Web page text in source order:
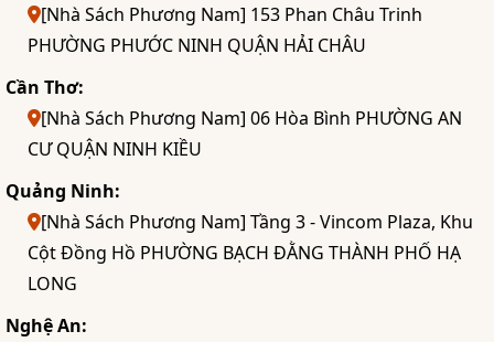
[Nhà Sách Phương Nam] 153 Phan Châu Trinh
PHƯỜNG PHƯỚC NINH QUẬN HẢI CHÂU
Cần Thơ:
[Nhà Sách Phương Nam] 06 Hòa Bình PHƯỜNG AN
CƯ QUẬN NINH KIỀU
Quảng Ninh:
[Nhà Sách Phương Nam] Tầng 3 - Vincom Plaza, Khu
Cột Đồng Hồ PHƯỜNG BẠCH ĐẰNG THÀNH PHỐ HẠ
LONG
Nghệ An: